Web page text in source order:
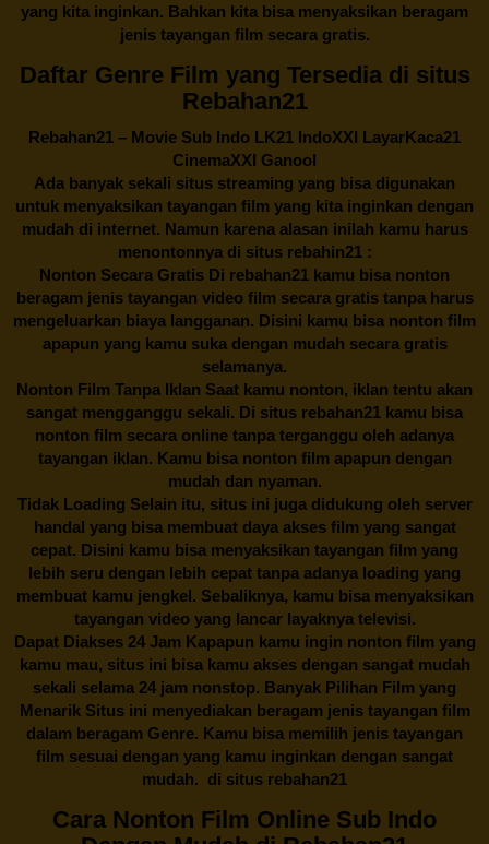
yang kita inginkan. Bahkan kita bisa menyaksikan beragam
jenis tayangan film secara gratis.
Daftar Genre Film yang Tersedia di situs
Rebahan21
Rebahan21 – Movie Sub Indo LK21 IndoXXI LayarKaca21
CinemaXXI Ganool
Ada banyak sekali situs streaming yang bisa digunakan
untuk menyaksikan tayangan film yang kita inginkan dengan
mudah di internet. Namun karena alasan inilah kamu harus
menontonnya di situs rebahin21 :
Nonton Secara Gratis Di rebahan21 kamu bisa nonton
beragam jenis tayangan video film secara gratis tanpa harus
mengeluarkan biaya langganan. Disini kamu bisa nonton film
apapun yang kamu suka dengan mudah secara gratis
selamanya.
Nonton Film Tanpa Iklan Saat kamu nonton, iklan tentu akan
sangat mengganggu sekali. Di situs rebahan21 kamu bisa
nonton film secara online tanpa terganggu oleh adanya
tayangan iklan. Kamu bisa nonton film apapun dengan
mudah dan nyaman.
Tidak Loading Selain itu, situs ini juga didukung oleh server
handal yang bisa membuat daya akses film yang sangat
cepat. Disini kamu bisa menyaksikan tayangan film yang
lebih seru dengan lebih cepat tanpa adanya loading yang
membuat kamu jengkel. Sebaliknya, kamu bisa menyaksikan
tayangan video yang lancar layaknya televisi.
Dapat Diakses 24 Jam Kapapun kamu ingin nonton film yang
kamu mau, situs ini bisa kamu akses dengan sangat mudah
sekali selama 24 jam nonstop. Banyak Pilihan Film yang
Menarik Situs ini menyediakan beragam jenis tayangan film
dalam beragam Genre. Kamu bisa memilih jenis tayangan
film sesuai dengan yang kamu inginkan dengan sangat
mudah. di situs rebahan21
Cara Nonton Film Online Sub Indo